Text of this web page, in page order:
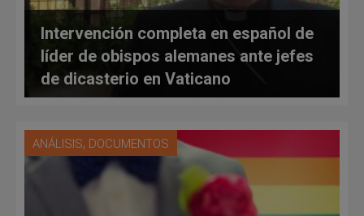
Intervención completa en español de
líder de obispos alemanes ante jefes
de dicasterio en Vaticano
ANÁLISIS, DOCUMENTOS